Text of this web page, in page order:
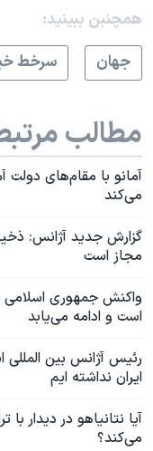
همچنبن ببینید:
جهان
سرخط
مطالب
آمانو با مقام‌های دولت
می‌کند
گزارش جدید آژانس:
مجاز است
واکنش جمهوری اسلامی
است و ادامه می‌یابد
رئیس آژانس بین المللی
ایران نداشته ایم
آیا نتانیاهو در دیدار
می‌کند؟